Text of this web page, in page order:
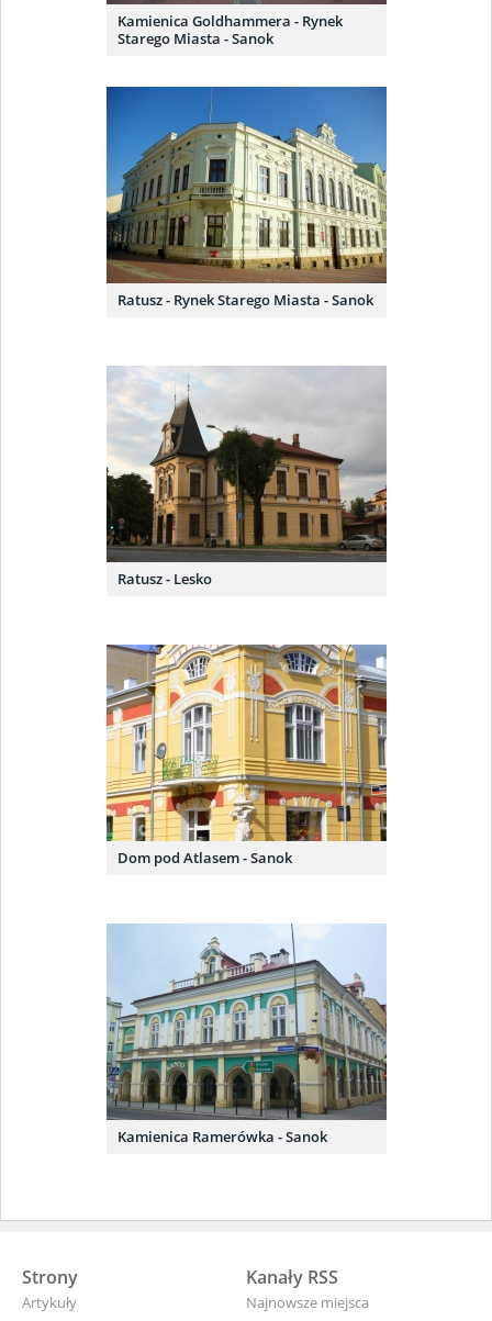
Kamienica Goldhammera - Rynek
Starego Miasta - Sanok
Ratusz - Rynek Starego Miasta - Sanok
Ratusz - Lesko
Dom pod Atlasem - Sanok
Kamienica Ramerówka - Sanok
Strony
Artykuły
Kanały RSS
Najnowsze miejsca